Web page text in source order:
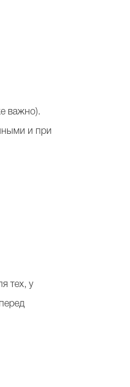
важно).
и при
тех, у